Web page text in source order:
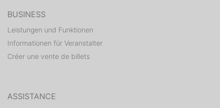
BUSINESS
Leistungen und Funktionen
Informationen für Veranstalter
Créer une vente de billets
ASSISTANCE